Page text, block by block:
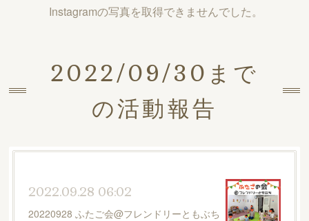
Instagramの写真を取得できませんでした。
2022/09/30まで
の活動報告
2022.09.28 06:02
20220928 ふたご会@フレンドリーともぶち